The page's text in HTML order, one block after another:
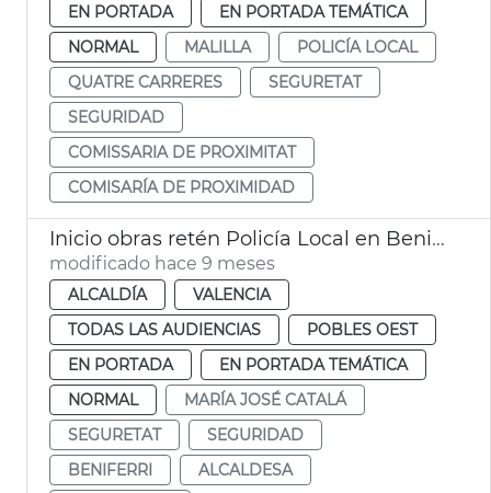
EN PORTADA
EN PORTADA TEMÁTICA
NORMAL
MALILLA
POLICÍA LOCAL
QUATRE CARRERES
SEGURETAT
SEGURIDAD
COMISSARIA DE PROXIMITAT
COMISARÍA DE PROXIMIDAD
Inicio obras retén Policía Local en Benimàmet
modificado hace 9 meses
ALCALDÍA
VALENCIA
TODAS LAS AUDIENCIAS
POBLES OEST
EN PORTADA
EN PORTADA TEMÁTICA
NORMAL
MARÍA JOSÉ CATALÁ
SEGURETAT
SEGURIDAD
BENIFERRI
ALCALDESA